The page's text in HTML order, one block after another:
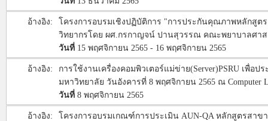
อ้างอิง:
โครงการอบรมเชิงปฏิบัติการ "การประกันคุณภาพหลักสูต
วิทยากรโดย ผศ.กรกาญจน์ ปานสุวรรณ คณะพยาบาลศาส
วันที่ 15 พฤศจิกายน 2565 - 16 พฤศจิกายน 2565
อ้างอิง:
การใช้งานเครื่องคอมพิวเตอร์แม่ข่าย(Server)PSRU เพื่
มหาวิทยาลัย วันอังคารที่ 8 พฤศจิกายน 2565 ณ
วันที่ 8 พฤศจิกายน 2565
อ้างอิง:
โครงการอบรมเกณฑ์การประเมิน AUN-QA หลักสูตรสาข